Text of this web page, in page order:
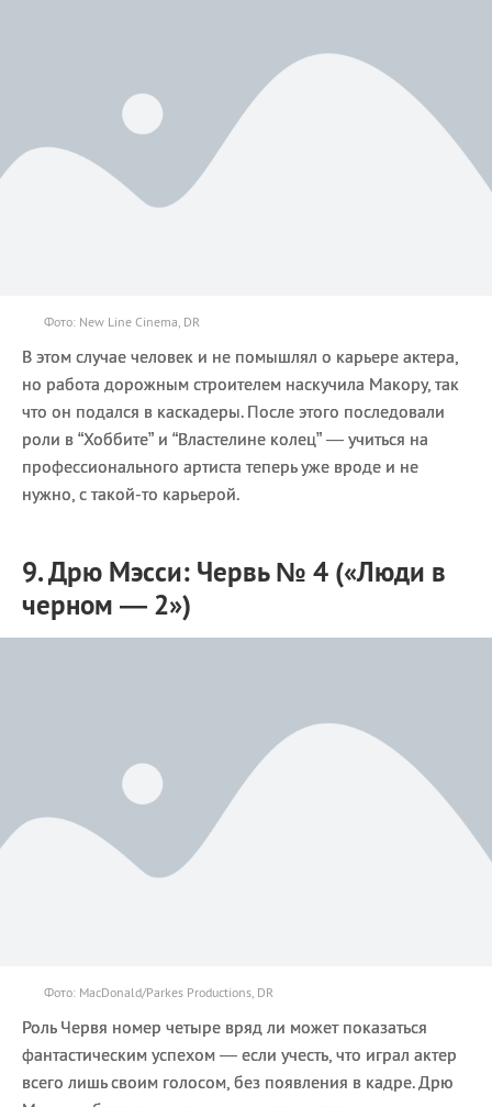
Фото: New Line Cinema, DR
В этом случае человек и не помышлял о карьере актера,
но работа дорожным строителем наскучила Макору, так
что он подался в каскадеры. После этого последовали
роли в “Хоббите” и “Властелине колец” — учиться на
профессионального артиста теперь уже вроде и не
нужно, с такой-то карьерой.
9. Дрю Мэсси: Червь № 4 («Люди в
черном — 2»)
Фото: MacDonald/Parkes Productions, DR
Роль Червя номер четыре вряд ли может показаться
фантастическим успехом — если учесть, что играл актер
всего лишь своим голосом, без появления в кадре. Дрю